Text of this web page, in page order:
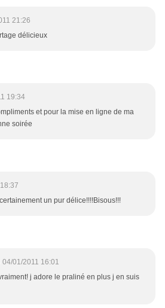
21:26
délicieux
19:34
et pour la mise en ligne de ma
soirée
un pur délice!!!!Bisous!!!
04/01/2011 16:01
j adore le praliné en plus j en suis